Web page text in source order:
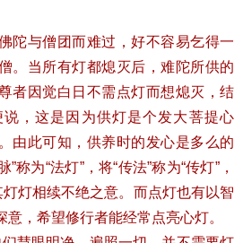
陀与僧团而难过，好不容易乞得一
。当所有灯都熄灭后，难陀所供的
者因觉白日不需点灯而想熄灭，结
，这是因为供灯是个发大菩提心
由此可知，供养时的发心是多么的
”称为“法灯”，将“传法”称为“传灯”，
灯灯相续不绝之意。而点灯也有以智
，希望修行者能经常点亮心灯。